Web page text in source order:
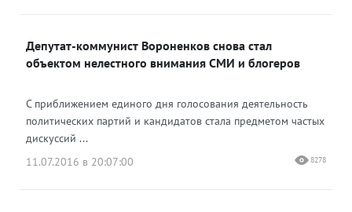
Депутат-коммунист Вороненков снова стал
объектом нелестного внимания СМИ и блогеров
С приближением единого дня голосования деятельность
политических партий и кандидатов стала предметом частых
дискуссий ...
11.07.2016 в 20:07:00
8278